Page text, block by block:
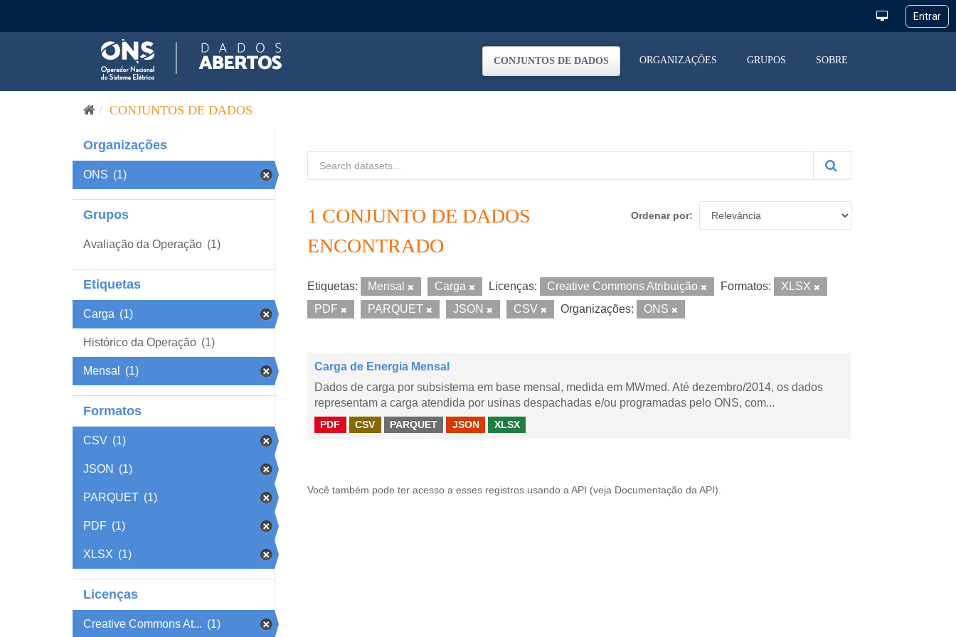
CONJUNTOS DE DADOS ORGANIZAÇÕES GRUPOS SOBRE
CONJUNTOS DE DADOS
Organizações
ONS (1)
Grupos
Avaliação da Operação (1)
Etiquetas
Carga (1)
Histórico da Operação (1)
Mensal (1)
Formatos
CSV (1)
JSON (1)
PARQUET (1)
PDF (1)
XLSX (1)
Licenças
Creative Commons At... (1)
Ordenar por
1 CONJUNTO DE DADOS
ENCONTRADO
Etiquetas: Mensal Carga Licenças: Creative Commons Atribuição Formatos:
XLSX
PDF
PARQUET JSON CSV Organizações: ONS
Carga de Energia Mensal
Dados de carga por subsistema em base mensal, medida em MWmed. Até dezembro/2014, os dados
representam a carga atendida por usinas despachadas e/ou programadas pelo ONS, com...
PDF CSV PARQUET JSON XLSX
Você também pode ter acesso a esses registros usando a API (veja Documentação da API ).